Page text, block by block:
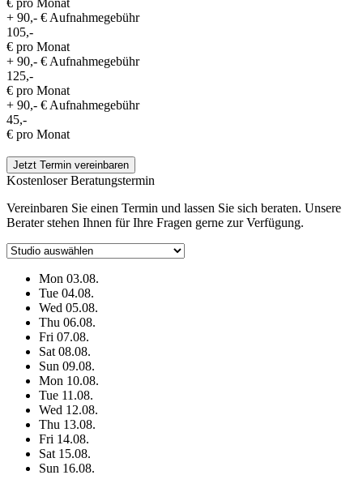
€ pro Monat
+ 90,- € Aufnahmegebühr
105,-
€ pro Monat
+ 90,- € Aufnahmegebühr
125,-
€ pro Monat
+ 90,- € Aufnahmegebühr
45,-
€ pro Monat
Jetzt Termin vereinbaren
Kostenloser Beratungstermin
Vereinbaren Sie einen Termin und lassen Sie sich beraten. Unsere
Berater stehen Ihnen für Ihre Fragen gerne zur Verfügung.
Mon 03.08.
Tue 04.08.
Wed 05.08.
Thu 06.08.
Fri 07.08.
Sat 08.08.
Sun 09.08.
Mon 10.08.
Tue 11.08.
Wed 12.08.
Thu 13.08.
Fri 14.08.
Sat 15.08.
Sun 16.08.